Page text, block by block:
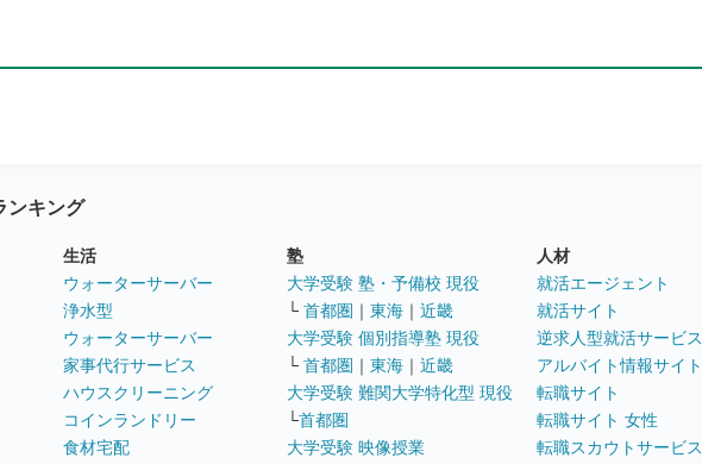
ンキング
生活
ウォーターサーバー
浄水型
ウォーターサーバー
家事代行サービス
ハウスクリーニング
コインランドリー
食材宅配
塾
大学受験 塾・予備校 現役
└ 首都圏 ｜ 東海 ｜ 近畿
大学受験 個別指導塾 現役
└ 首都圏 ｜ 東海 ｜ 近畿
大学受験 難関大学特化型 現役
└首都圏
大学受験 映像授業
人材
就活エージェント
就活サイト
逆求人型就活サービス
アルバイト情報サイト
転職サイト
転職サイト 女性
転職スカウトサービス